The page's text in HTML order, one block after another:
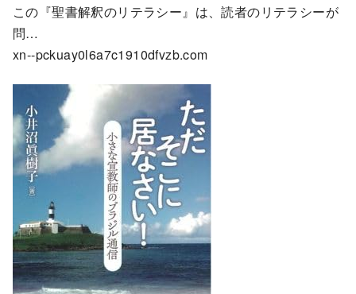
この『聖書解釈のリテラシー』は、読者のリテラシーが
問…
xn--pckuay0l6a7c1910dfvzb.com